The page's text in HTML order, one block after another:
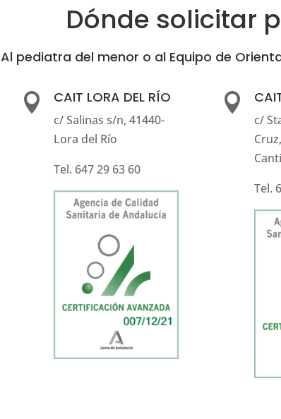
Dónde solicitar
Al pediatra del menor o al Equipo de
 CAIT LORA DEL RÍO
c/ Salinas s/n, 41440-
Lora del Río
Tel. 647 29 63 60

c/
Tel.